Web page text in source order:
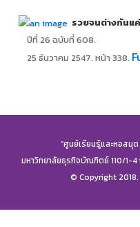
รวยจนต่างกันแ
ปีที่ 26 ฉบับที่ 608.
25 ธันวาคม 2547. หน้า 338.
“ศูนย์เรียนรู้และหอสมุ
มหาวิทยาลัยธุรกิจบัณฑิตย์ 110/1-4
© Copyright